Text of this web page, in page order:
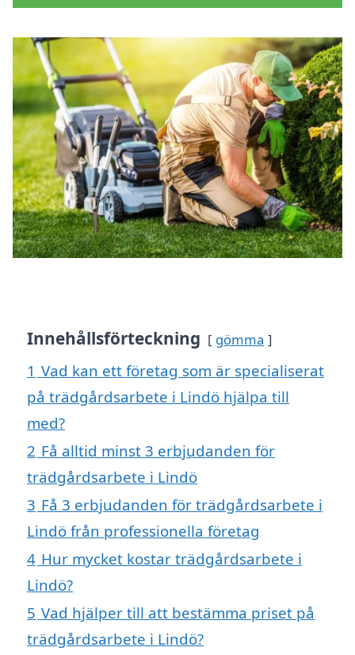
Innehållsförteckning gömma
1 Vad kan ett företag som är specialiserat
på trädgårdsarbete i Lindö hjälpa till
med?
2 Få alltid minst 3 erbjudanden för
trädgårdsarbete i Lindö
3 Få 3 erbjudanden för trädgårdsarbete i
Lindö från professionella företag
4 Hur mycket kostar trädgårdsarbete i
Lindö?
5 Vad hjälper till att bestämma priset på
trädgårdsarbete i Lindö?